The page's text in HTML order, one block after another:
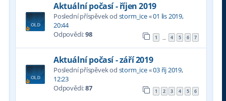
Aktuální počasí - říjen 2019
Poslední příspěvek od storm_ice«01 lis 2019,
20:44
Odpovědi:98 1 … 4 5 6 7
Aktuální počasí - září 2019
Poslední příspěvek od storm_ice«03 říj 2019,
12:23
Odpovědi:87 1 2 3 4 5 6